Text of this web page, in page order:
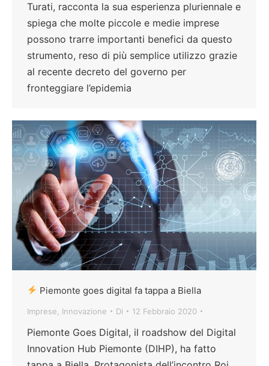
Turati, racconta la sua esperienza pluriennale e
spiega che molte piccole e medie imprese
possono trarre importanti benefici da questo
strumento, reso di più semplice utilizzo grazie
al recente decreto del governo per
fronteggiare l’epidemia
Piemonte goes digital fa tappa a Biella
Imprese Innovazione Di 12 Febbraio 2020
Piemonte Goes Digital, il roadshow del Digital
Innovation Hub Piemonte (DIHP), ha fatto